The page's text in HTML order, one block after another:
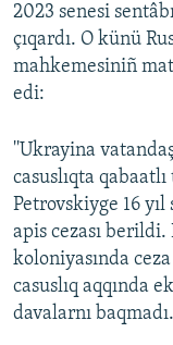
RFE/RS bütün
2023 senesi
çıqardı. O künü
mahkemesiniñ
edi:
''Ukrayina
casuslıqta
Petrovskiyge 16
apis cezası
koloniyasında
casuslıq aqqında
davalarnı baqmadı.